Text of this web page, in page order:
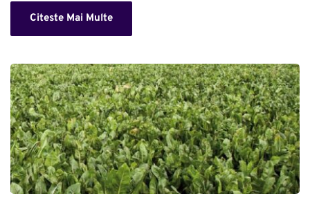
Citeste Mai Multe